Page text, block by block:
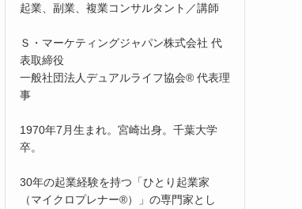
起業、副業、複業コンサルタント／講師
Ｓ・マーケティングジャパン株式会社 代
表取締役
一般社団法人デュアルライフ協会® 代表理
事
1970年7月生まれ。宮崎出身。千葉大学
卒。
30年の起業経験を持つ「ひとり起業家
（マイクロプレナー®）」の専門家とし